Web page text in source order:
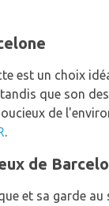
est un choix
que son
de
.
de
et sa garde au